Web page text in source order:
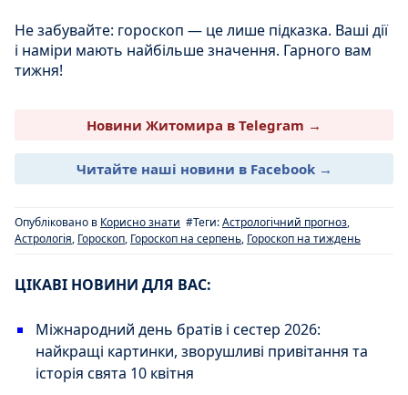
Не забувайте: гороскоп — це лише підказка. Ваші дії
і наміри мають найбільше значення. Гарного вам
тижня!
Новини Житомира в Telegram →
Читайте наші новини в Facebook →
Опубліковано в Корисно знати #Теги:Астрологічний прогноз,
Астрологія, Гороскоп, Гороскоп на серпень, Гороскоп на тиждень
ЦІКАВІ НОВИНИ ДЛЯ ВАС:
Міжнародний день братів і сестер 2026:
найкращі картинки, зворушливі привітання та
історія свята 10 квітня